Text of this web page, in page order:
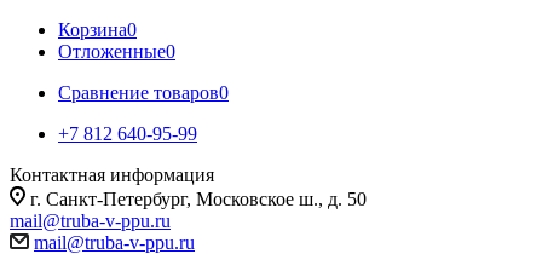
Корзина0
Отложенные0
Сравнение товаров0
+7 812 640-95-99
Контактная информация
г. Санкт-Петербург, Московское ш., д. 50
mail@truba-v-ppu.ru
mail@truba-v-ppu.ru